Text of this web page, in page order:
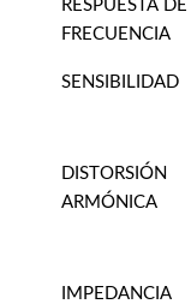
RESPUESTA DE
FRECUENCIA
SENSIBILIDAD
DISTORSIÓN
ARMÓNICA
IMPEDANCIA